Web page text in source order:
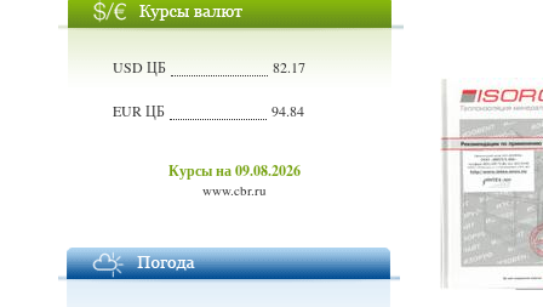
USD ЦБ 82.17
EUR ЦБ 94.84
Курсы на 09.08.2026
www.cbr.ru